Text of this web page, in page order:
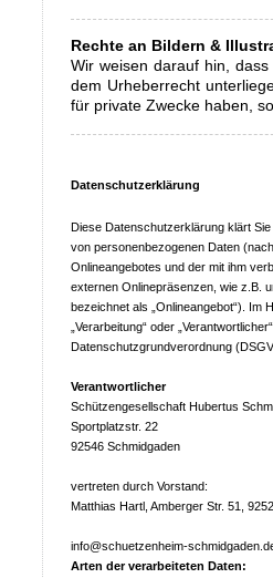
Rechte an Bildern &
Wir weisen darauf hin,
dem Urheberrecht
für private Zwecke haben,
Datenschutzerklärung
Diese Datenschutzerklärung klärt
von personenbezogenen Daten
Onlineangebotes und der mit ihm
externen Onlinepräsenzen, wie z.B.
bezeichnet als „Onlineangebot“). Im
„Verarbeitung“ oder
Datenschutzgrundverordnung
Verantwortlicher
Schützengesellschaft Hubertus
Sportplatzstr. 22
92546 Schmidgaden
vertreten durch Vorstand:
Matthias Hartl, Amberger Str. 51,
info@schuetzenheim-
Arten der verarbeiteten Daten: